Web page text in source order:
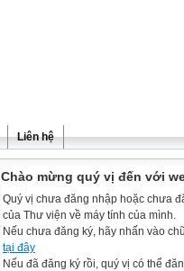
Liên hệ
Chào mừng quý vị đến với
Quý vị chưa đăng nhập hoặc chưa
của Thư viện về máy tính của mình.
Nếu chưa đăng ký, hãy nhấn vào
tại đây
Nếu đã đăng ký rồi, quý vị có thể